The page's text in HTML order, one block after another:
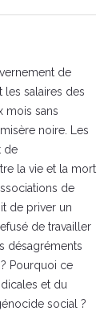
de
salaires des
mois sans
noire. Les
de
la vie et la mort
de
de priver un
de travailler
désagréments
Pourquoi ce
et du
social ?